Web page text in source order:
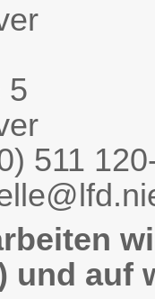
5
511
und auf